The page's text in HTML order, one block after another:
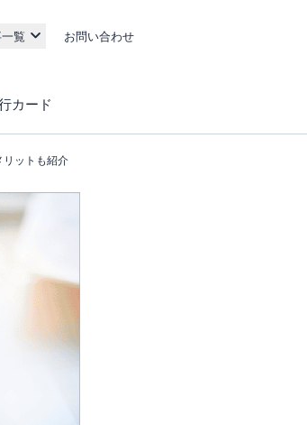
覧 お問い合わせ
カード
リットも紹介